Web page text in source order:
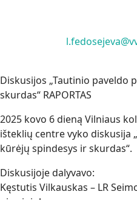
Diskusijos „Tautinio
skurdas“ RAPORTAS
2025 kovo 6 dieną Vilniaus
išteklių centre vyko diskusija
kūrėjų spindesys ir skurdas“.
Diskusijoje dalyvavo:
Kęstutis Vilkauskas – LR